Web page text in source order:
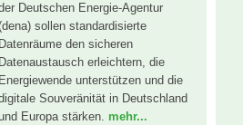
Deutschen Energie-Agentur
sollen standardisierte
Datenräume den sicheren
Datenaustausch erleichtern, die
Energiewende unterstützen und die
Souveränität in Deutschland
Europa stärken. mehr...